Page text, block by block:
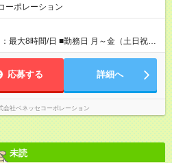
ーポレーション
最大8時間/日 ■勤務日 月～金（土日祝休
、朝8時半から学校で就業できることが
応募する 詳細へ
会社ベネッセコーポレーション
未読